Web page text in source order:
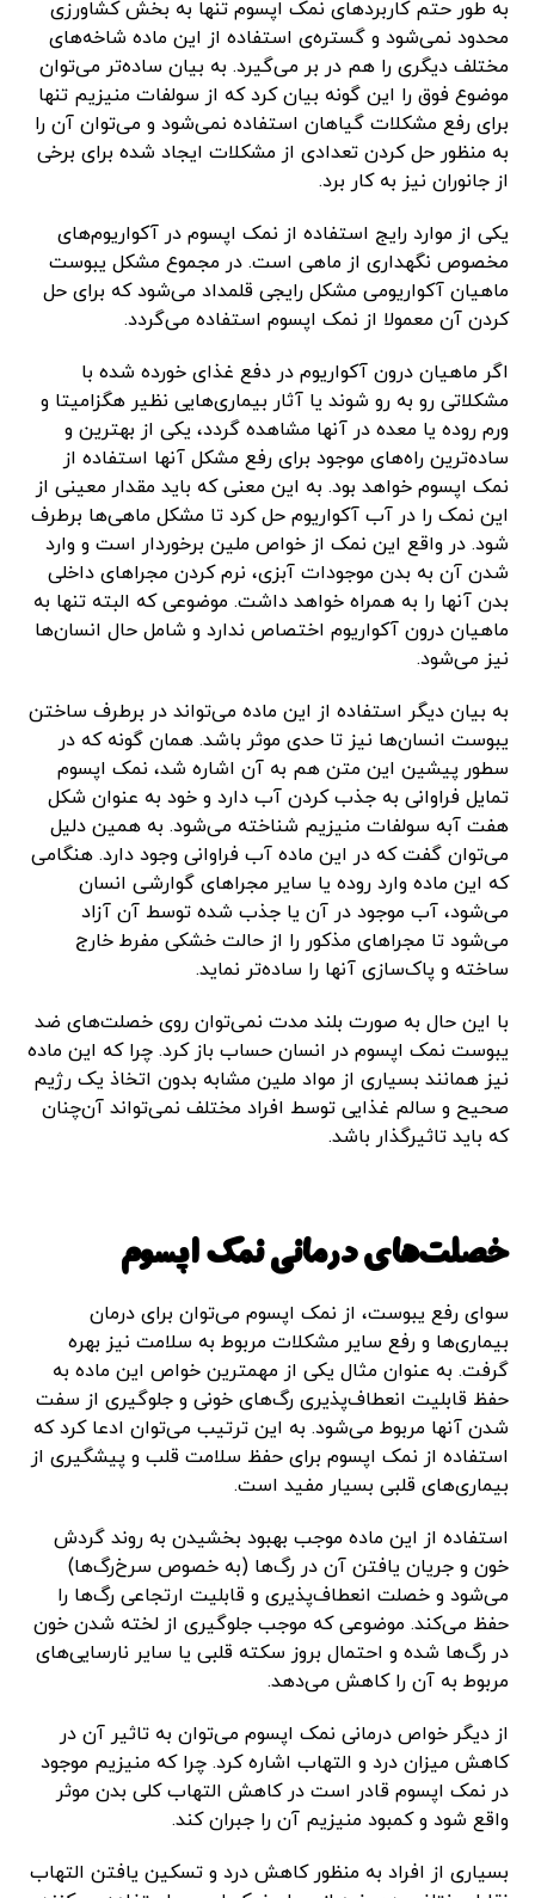
به طور حتم کاربردهای نمک اپسوم تنها به بخش کشاورزی
محدود نمی‌شود و گستر‌ه‌ی استفاده از این ماده شاخه‌های
مختلف دیگری را هم در بر می‌گیرد. به بیان ساده‌تر می‌توان
موضوع فوق را این گونه بیان کرد که از سولفات منیزیم تنها
برای رفع مشکلات گیاهان استفاده نمی‌شود و می‌توان آن را
به منظور حل کردن تعدادی از مشکلات ایجاد شده برای برخی
از جانوران نیز به کار برد.
یکی از موارد رایج استفاده از نمک اپسوم در آکواریوم‌های
مخصوص نگهداری از ماهی است. در مجموع مشکل یبوست
ماهیان آکواریومی مشکل رایجی قلمداد می‌شود که برای حل
کردن آن معمولا از نمک اپسوم استفاده می‌گردد.
اگر ماهیان درون آکواریوم در دفع غذای خورده شده با
مشکلاتی رو به رو شوند یا آثار بیماری‌هایی نظیر هگزامیتا و
ورم روده یا معده در آنها مشاهده گردد، یکی از بهترین و
ساده‌ترین راه‌های موجود برای رفع مشکل آنها استفاده از
نمک اپسوم خواهد بود. به این معنی که باید مقدار معینی از
این نمک را در آب آکواریوم حل کرد تا مشکل ماهی‌ها برطرف
شود. در واقع این نمک از خواص ملین برخوردار است و وارد
شدن آن به بدن موجودات آبزی، نرم کردن مجراهای داخلی
بدن آنها را به همراه خواهد داشت. موضوعی که البته تنها به
ماهیان درون آکواریوم اختصاص ندارد و شامل حال انسان‌ها
نیز می‌شود.
به بیان دیگر استفاده از این ماده می‌تواند در برطرف ساختن
یبوست انسان‌ها نیز تا حدی موثر باشد. همان گونه که در
سطور پیشین این متن هم به آن اشاره شد، نمک اپسوم
تمایل فراوانی به جذب کردن آب دارد و خود به عنوان شکل
هفت آبه سولفات منیزیم شناخته می‌شود. به همین دلیل
می‌توان گفت که در این ماده آب فراوانی وجود دارد. هنگامی
که این ماده وارد روده یا سایر مجراهای گوارشی انسان
می‌شود، آب موجود در آن یا جذب شده توسط آن آزاد
می‌شود تا مجراهای مذکور را از حالت خشکی مفرط خارج
ساخته و پاک‌سازی آنها را ساده‌تر ‌نماید.
با این حال به صورت بلند مدت نمی‌توان روی خصلت‌های ضد
یبوست نمک اپسوم در انسان حساب باز کرد. چرا که این ماده
نیز همانند بسیاری از مواد ملین مشابه بدون اتخاذ یک رژیم
صحیح و سالم غذایی توسط افراد مختلف نمی‌تواند آن‌چنان
که باید تاثیرگذار باشد.
خصلت‌های درمانی نمک اپسوم
سوای رفع یبوست، از نمک اپسوم می‌توان برای درمان
بیماری‌ها و رفع سایر مشکلات مربوط به سلامت نیز بهره
گرفت. به عنوان مثال یکی از مهمترین خواص این ماده به
حفظ قابلیت انعطاف‌پذیری رگ‌های خونی و جلوگیری از سفت
شدن آنها مربوط می‌شود. به این ترتیب می‌توان ادعا کرد که
استفاده از نمک اپسوم برای حفظ سلامت قلب و پیشگیری از
بیماری‌‌های قلبی بسیار مفید است.
استفاده از این ماده موجب بهبود بخشیدن به روند گردش
خون و جریان یافتن آن در رگ‌ها (به خصوص سرخ‌رگ‌ها)
می‌شود و خصلت انعطاف‌پذیری و قابلیت ارتجاعی رگ‌ها را
حفظ می‌کند. موضوعی که موجب جلوگیری از لخته شدن خون
در رگ‌ها شده و احتمال بروز سکته قلبی یا سایر نارسایی‌های
مربوط به آن را کاهش می‌دهد.
از دیگر خواص درمانی نمک اپسوم می‌توان به تاثیر آن در
کاهش میزان درد و التهاب اشاره کرد. چرا که منیزیم موجود
در نمک اپسوم قادر است در کاهش التهاب کلی بدن موثر
واقع شود و کمبود منیزیم آن را جبران کند.
بسیاری از افراد به منظور کاهش درد و تسکین یافتن التهاب